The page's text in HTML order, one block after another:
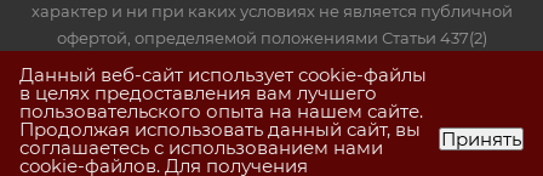
характер и ни при каких условиях не является публичной
офертой, определяемой положениями Статьи 437(2)
Гражданского кодекса РФ.
Данный веб-сайт использует cookie-файлы
в целях предоставления вам лучшего
пользовательского опыта на нашем сайте.
Продолжая использовать данный сайт, вы
соглашаетесь с использованием нами
cookie-файлов. Для получения
Принять